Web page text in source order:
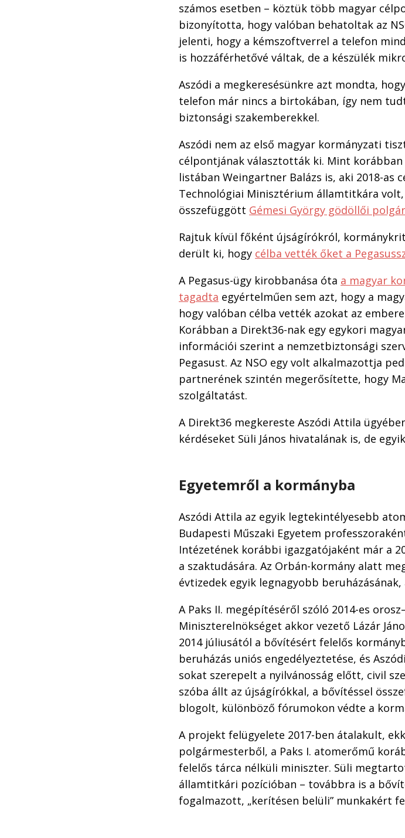
számos esetben – köztük több magyar
bizonyította, hogy valóban behatoltak az
jelenti, hogy a kémszoftverrel a telefon
is hozzáférhetővé váltak, de a készülék
Aszódi a megkeresésünkre azt mondta,
telefon már nincs a birtokában, így nem
biztonsági szakemberekkel.
Aszódi nem az első magyar kormányzati
célpontjának választották ki. Mint
listában Weingartner Balázs is, aki 2018-as
Technológiai Minisztérium államtitkára
összefüggött Gémesi György gödöllői
Rajtuk kívül főként újságírókról,
derült ki, hogy célba vették őket a
A Pegasus-ügy kirobbanása óta a magyar
tagadta egyértelműen sem azt, hogy a
hogy valóban célba vették azokat az
Korábban a Direkt36-nak egy egykori
információi szerint a nemzetbiztonsági
Pegasust. Az NSO egy volt alkalmazottja
partnerének szintén megerősítette, hogy
szolgáltatást.
A Direkt36 megkereste Aszódi Attila
kérdéseket Süli János hivatalának is, de
Egyetemről a kormányba
Aszódi Attila az egyik legtekintélyesebb
Budapesti Műszaki Egyetem
Intézetének korábbi igazgatójaként már a
a szaktudására. Az Orbán-kormány alatt
évtizedek egyik legnagyobb
A Paks II. megépítéséről szóló 2014-es
Miniszterelnökséget akkor vezető Lázár
2014 júliusától a bővítésért felelős
beruházás uniós engedélyeztetése, és
sokat szerepelt a nyilvánosság előtt, civil
szóba állt az újságírókkal, a bővítéssel
blogolt, különböző fórumokon védte a
A projekt felügyelete 2017-ben átalakult,
polgármesterből, a Paks I. atomerőmű
felelős tárca nélküli miniszter. Süli
államtitkári pozícióban – továbbra is a
fogalmazott, „kerítésen belüli” munkakért